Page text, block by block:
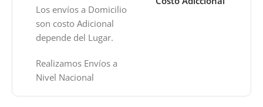
Los envíos a Domicilio
son costo Adicional
depende del Lugar.
Realizamos Envíos a
Nivel Nacional